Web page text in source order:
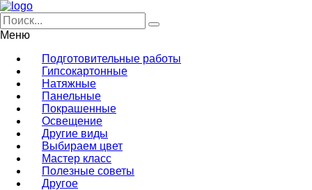
Меню
Подготовительные работы
Гипсокартонные
Натяжные
Панельные
Покрашенные
Освещение
Другие виды
Выбираем цвет
Мастер класс
Полезные советы
Другое